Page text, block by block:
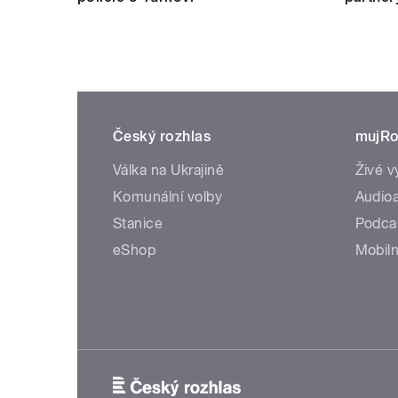
Český rozhlas
Válka na Ukrajině
Komunální volby
Stanice
eShop
Živé